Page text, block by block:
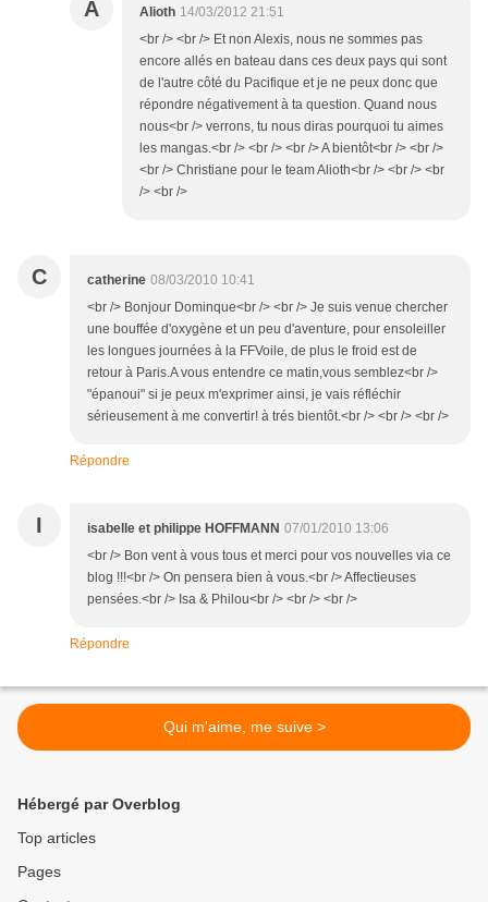
A Alioth 14/03/2012 21:51
<br /> <br /> Et non Alexis, nous ne sommes pas
encore allés en bateau dans ces deux pays qui sont
de l'autre côté du Pacifique et je ne peux donc que
répondre négativement à ta question. Quand nous
nous<br /> verrons, tu nous diras pourquoi tu aimes
les mangas.<br /> <br /> <br /> A bientôt<br /> <br />
<br /> Christiane pour le team Alioth<br /> <br /> <br
/> <br />
C catherine 08/03/2010 10:41
<br /> Bonjour Dominque<br /> <br /> Je suis venue chercher
une bouffée d'oxygène et un peu d'aventure, pour ensoleiller
les longues journées à la FFVoile, de plus le froid est de
retour à Paris.A vous entendre ce matin,vous semblez<br />
"épanoui" si je peux m'exprimer ainsi, je vais réfléchir
sérieusement à me convertir! à trés bientôt.<br /> <br /> <br />
Répondre
I isabelle et philippe HOFFMANN 07/01/2010 13:06
<br /> Bon vent à vous tous et merci pour vos nouvelles via ce
blog !!!<br /> On pensera bien à vous.<br /> Affectieuses
pensées.<br /> Isa & Philou<br /> <br /> <br />
Répondre
Qui m'aime, me suive >
Hébergé par Overblog
Top articles
Pages